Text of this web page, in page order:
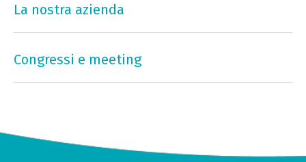
La nostra azienda
Congressi e meeting